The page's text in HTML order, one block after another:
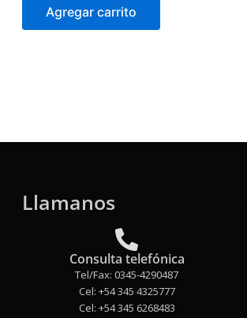
Agregar carrito
Llamanos
Consulta telefónica
Tel/Fax: 0345-4290487
Cel: +54 345 4325777
Cel: +54 345 6268483